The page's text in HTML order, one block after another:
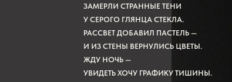
ЗАМЕРЛИ СТРАННЫЕ ТЕНИ
У СЕРОГО ГЛЯНЦА СТЕКЛА.
РАССВЕТ ДОБАВИЛ ПАСТЕЛЬ —
И ИЗ СТЕНЫ ВЕРНУЛИСЬ ЦВЕТЫ.
ЖДУ НОЧЬ —
УВИДЕТЬ ХОЧУ ГРАФИКУ ТИШИНЫ.